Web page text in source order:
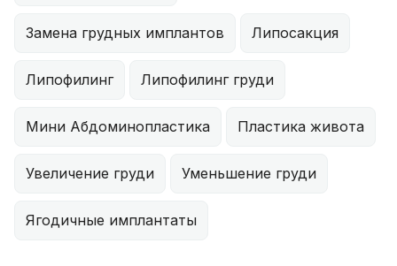
Замена грудных имплантов Липосакция
Липофилинг Липофилинг груди
Мини Абдоминопластика Пластика живота
Увеличение груди Уменьшение груди
Ягодичные имплантаты